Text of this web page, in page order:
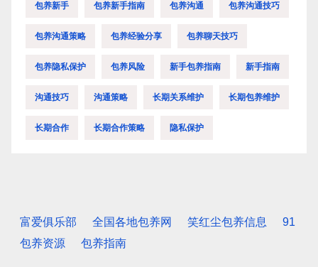
包养新手 包养新手指南 包养沟通 包养沟通技巧
包养沟通策略 包养经验分享 包养聊天技巧
包养隐私保护 包养风险 新手包养指南 新手指南
沟通技巧 沟通策略 长期关系维护 长期包养维护
长期合作 长期合作策略 隐私保护
富爱俱乐部 全国各地包养网 笑红尘包养信息
91
包养资源
包养指南